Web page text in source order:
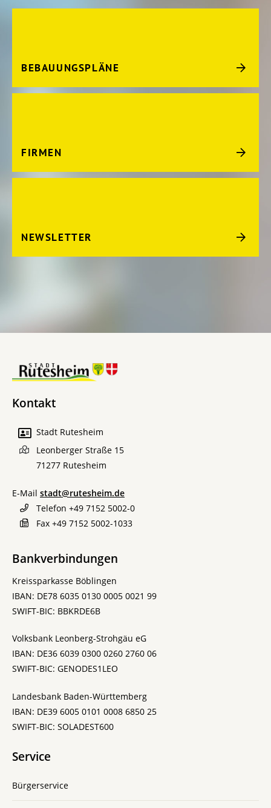
BEBAUUNGSPLÄNE
FIRMEN
NEWSLETTER
Kontakt
Stadt Rutesheim
Leonberger Straße 15
71277 Rutesheim
E-Mail stadt@rutesheim.de
Telefon +49 7152 5002-0
Fax +49 7152 5002-1033
Bankverbindungen
Kreissparkasse Böblingen
IBAN: DE78 6035 0130 0005 0021 99
SWIFT-BIC: BBKRDE6B
Volksbank Leonberg-Strohgäu eG
IBAN: DE36 6039 0300 0260 2760 06
SWIFT-BIC: GENODES1LEO
Landesbank Baden-Württemberg
IBAN: DE39 6005 0101 0008 6850 25
SWIFT-BIC: SOLADEST600
Service
Bürgerservice